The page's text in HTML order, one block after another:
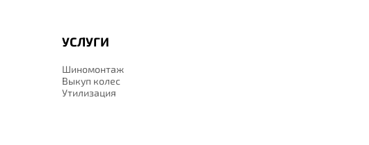
УСЛУГИ
Шиномонтаж
Выкуп колес
Утилизация